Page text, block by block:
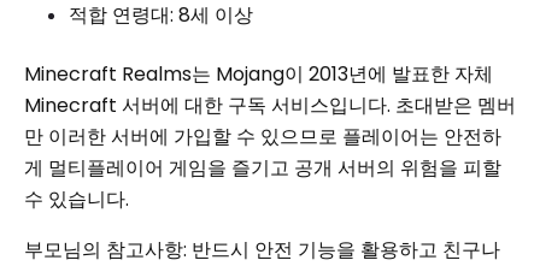
적합 연령대: 8세 이상
Minecraft Realms는 Mojang이 2013년에 발표한 자체
Minecraft 서버에 대한 구독 서비스입니다. 초대받은 멤버
만 이러한 서버에 가입할 수 있으므로 플레이어는 안전하
게 멀티플레이어 게임을 즐기고 공개 서버의 위험을 피할
수 있습니다.
부모님의 참고사항: 반드시 안전 기능을 활용하고 친구나